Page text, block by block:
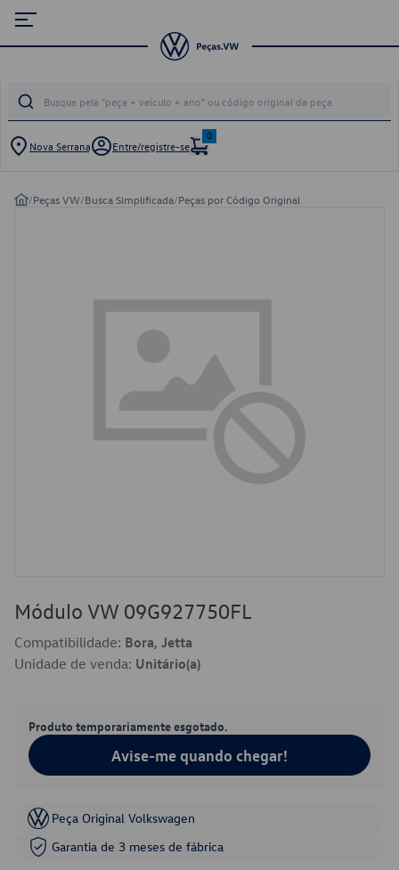
Nova Serrana Entre/registre-se
0
/Peças VW/Busca Simplificada/Peças por Código Original
Módulo VW 09G927750FL
Compatibilidade: Bora, Jetta
Unidade de venda: Unitário(a)
Produto temporariamente esgotado.
Avise-me quando chegar!
Peça Original Volkswagen
Garantia de 3 meses de fábrica